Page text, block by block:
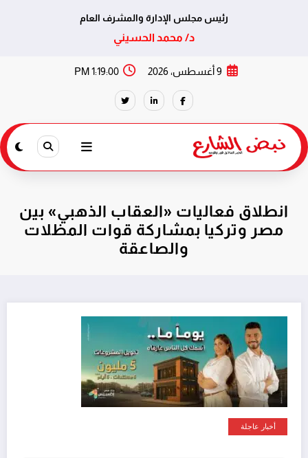
رئيس مجلس الإدارة والمشرف العام
د/ محمد الحسيني
9 أغسطس، 2026 1:19:00 PM
انطلاق فعاليات «العقاب الذهبي» بين
مصر وتركيا بمشاركة قوات المظلات
والصاعقة
أخبار عاجلة